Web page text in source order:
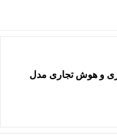
تصویری و هوش تجاری مدل